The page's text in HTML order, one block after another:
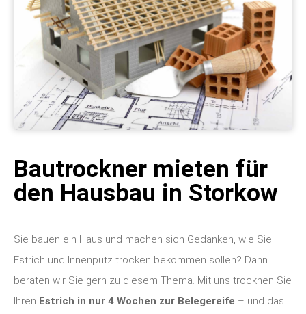
Bautrockner mieten für
den Hausbau in Storkow
Sie bauen ein Haus und machen sich Gedanken, wie Sie
Estrich und Innenputz trocken bekommen sollen? Dann
beraten wir Sie gern zu diesem Thema. Mit uns trocknen Sie
Ihren Estrich in nur 4 Wochen zur Belegereife – und das